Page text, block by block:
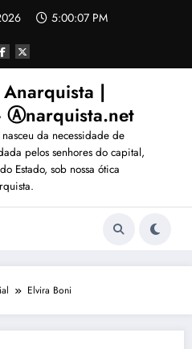
5:00:11 PM
|
Ⓐnarquista.net
da necessidade de
pelos senhores do capital,
Estado, sob nossa ótica
Elvira Boni